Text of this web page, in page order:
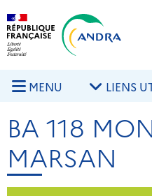
Aller au contenu principal
MENU LIENS
BA 118
MARSAN